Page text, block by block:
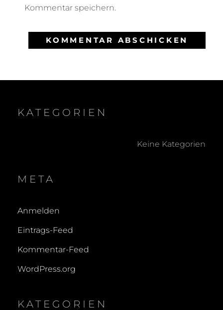
Kommentar speichern.
KATEGORIEN
Keine Kategorien
META
Anmelden
Eintrags-Feed
Kommentar-Feed
WordPress.org
KATEGORIEN